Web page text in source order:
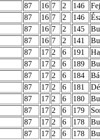
87 16 7 2 146
87 16 7 2 146
87 16 7 2 145
87 16 7 2 141
87 17 2 6 191
87 17 2 6 189
87 17 2 6 184
87 17 2 6 181
87 17 2 6 180
87 17 2 6 179
87 17 2 6 178
87 17 2 6 178